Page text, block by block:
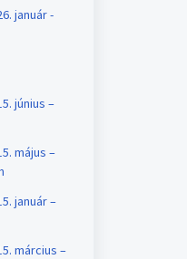
január -
június –
május –
január –
március –